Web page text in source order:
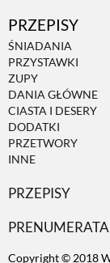
PRZEPISY
ŚNIADANIA
PRZYSTAWKI
ZUPY
DANIA GŁÓWNE
CIASTA I DESERY
DODATKI
PRZETWORY
INNE
PRZEPISY
PRENUMERATA
Copyright © 2018